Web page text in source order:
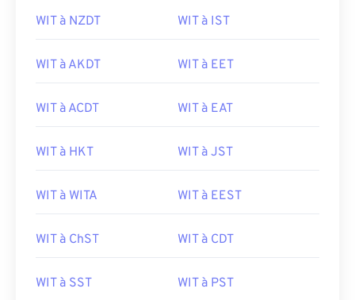
WIT à NZDT WIT à IST
WIT à AKDT WIT à EET
WIT à ACDT WIT à EAT
WIT à HKT WIT à JST
WIT à WITA WIT à EEST
WIT à ChST WIT à CDT
WIT à SST WIT à PST